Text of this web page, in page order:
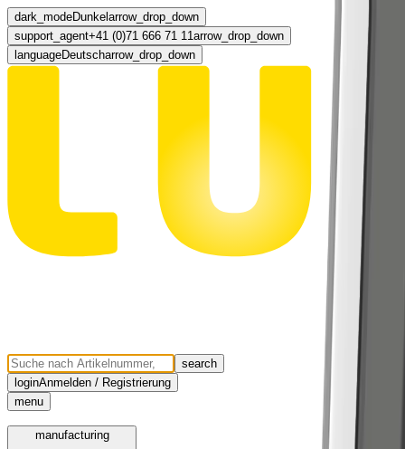
dark_modeDunkel arrow_drop_down
support_agent+41 (0)71 666 71 11arrow_drop_down
languageDeutscharrow_drop_down
search
loginAnmelden / Registrierung
menu
Menümanufacturing